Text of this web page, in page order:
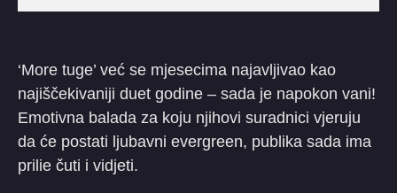
‘More tuge’ već se mjesecima najavljivao kao
najiščekivaniji duet godine – sada je napokon vani!
Emotivna balada za koju njihovi suradnici vjeruju
da će postati ljubavni evergreen, publika sada ima
prilie čuti i vidjeti.